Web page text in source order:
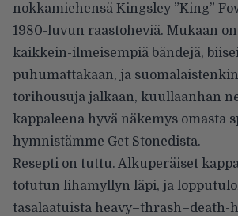
nokkamiehensä Kingsley ”King”
1980-luvun raastoheviä. Mukaan
kaikkein-ilmeisempiä bändejä,
puhumattakaan, ja
torihousuja jalkaan, kuullaanhan
kappaleena hyvä näkemys omasta
hymnistämme Get Stonedista.
Resepti on tuttu. Alkuperäiset
totutun lihamyllyn läpi, ja
tasalaatuista heavy–thrash–death-